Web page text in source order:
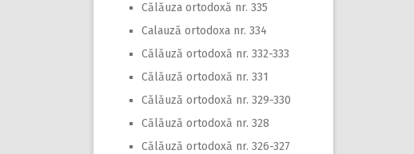
Călăuza ortodoxă nr. 335
Calauză ortodoxa nr. 334
Călăuză ortodoxă nr. 332-333
Călăuză ortodoxă nr. 331
Călăuză ortodoxă nr. 329-330
Călăuză ortodoxă nr. 328
Călăuză ortodoxă nr. 326-327